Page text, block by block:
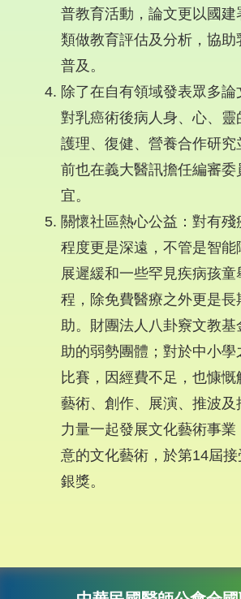
普教育活動，論文更以國
類做教育評估及分析，協助
普及。
除了在自有領域發表眾多
對乳癌術後病人身、心、靈
護理、復健、營養合作研究
前也在義大醫訊擔任編審委
宜。
關懷社區熱心公益：對有殘
程度更是深遠，不管是智能
展遲緩和一些罕見疾病孩
程，除免費醫療之外更是長
助。財團法人八卦竂文教基
助的弱勢團體；對於中小學
比賽，因經費不足，也慷
藝術、創作、展演、推波及
力量一起發展文化藝術事業
意的文化藝術，於第14屆
銀獎。